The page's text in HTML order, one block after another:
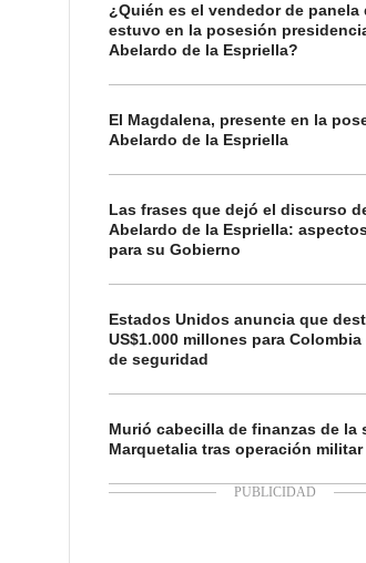
¿Quién es el vendedor de panela
estuvo en la posesión
Abelardo de la Espriella?
El Magdalena, presente en la
Abelardo de la Espriella
Las frases que dejó el discurso
Abelardo de la Espriella:
para su Gobierno
Estados Unidos anuncia que
US$1.000 millones para Colombia
de seguridad
Murió cabecilla de finanzas de la
Marquetalia tras operación militar